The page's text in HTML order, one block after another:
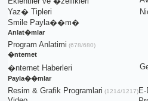
Yaz� Tipleri
Smile Payla��m�
Anlat�mlar
Program Anlatimi (678/680)
�nternet
�nternet Haberleri
Payla��mlar
Resim & Grafik Programlari (1214/1217)E-